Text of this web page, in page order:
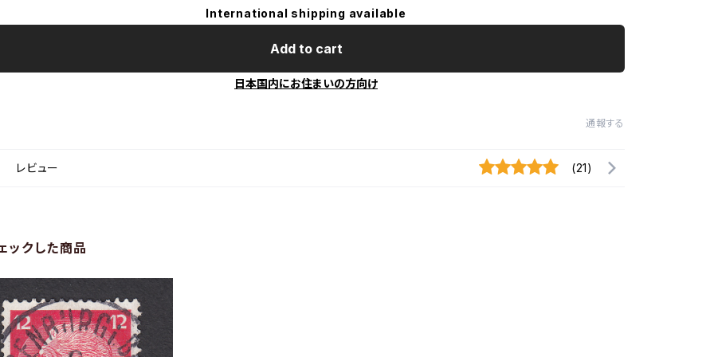
International shipping available
Add to cart
日本国内にお住まいの方向け
通報する
レビュー (21)
ックした商品